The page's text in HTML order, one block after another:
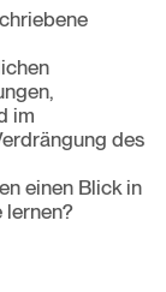
im
des
einen Blick in
lernen?